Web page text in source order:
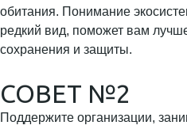
обитания. Понимание
редкий вид, поможет вам
сохранения и защиты.
СОВЕТ №2
Поддержите организации,